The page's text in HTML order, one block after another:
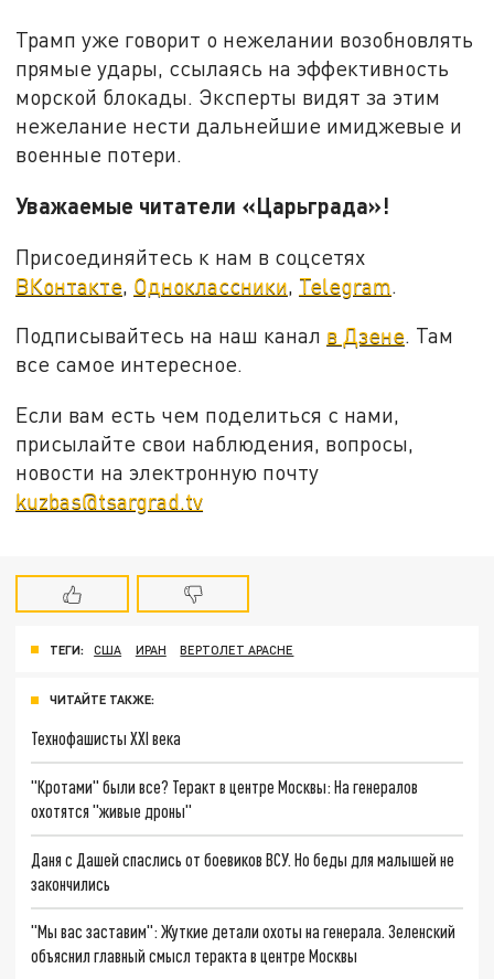
Трамп уже говорит о нежелании возобновлять
прямые удары, ссылаясь на эффективность
морской блокады. Эксперты видят за этим
нежелание нести дальнейшие имиджевые и
военные потери.
Уважаемые читатели «Царьграда»!
Присоединяйтесь к нам в соцсетях
ВКонтакте, Одноклассники, Telegram.
Подписывайтесь на наш канал в Дзене. Там
все самое интересное.
Если вам есть чем поделиться с нами,
присылайте свои наблюдения, вопросы,
новости на электронную почту
kuzbas@tsargrad.tv
ТЕГИ: США ИРАН ВЕРТОЛЕТ APACHE
ЧИТАЙТЕ ТАКЖЕ:
Технофашисты XXI века
"Кротами" были все? Теракт в центре Москвы: На генералов
охотятся "живые дроны"
Даня с Дашей спаслись от боевиков ВСУ. Но беды для малышей не
закончились
"Мы вас заставим": Жуткие детали охоты на генерала. Зеленский
объяснил главный смысл теракта в центре Москвы